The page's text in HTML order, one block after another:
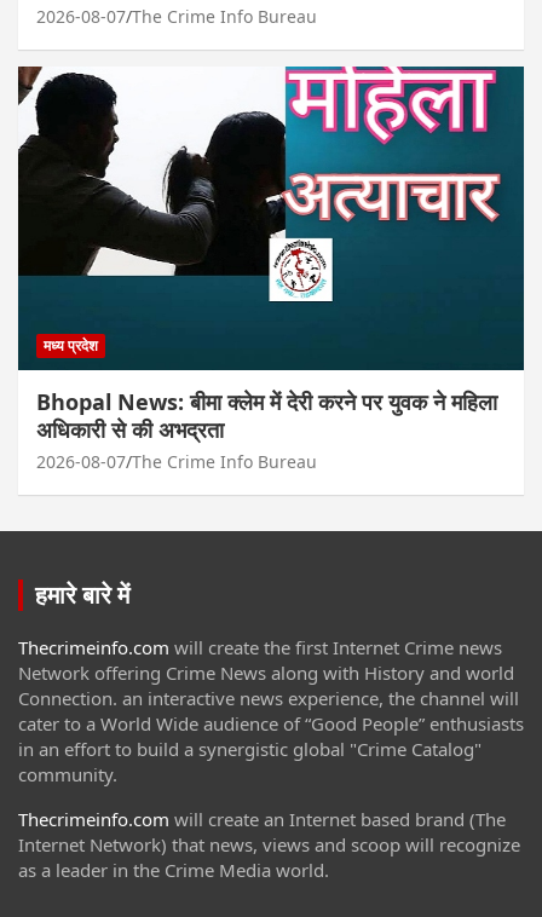
2026-08-07 The Crime Info Bureau
मध्य प्रदेश
Bhopal News: बीमा क्लेम में देरी करने पर युवक ने महिला
अधिकारी से की अभद्रता
2026-08-07 The Crime Info Bureau
हमारे बारे में
Thecrimeinfo.com will create the first Internet Crime news
Network offering Crime News along with History and world
Connection. an interactive news experience, the channel will
cater to a World Wide audience of “Good People” enthusiasts
in an effort to build a synergistic global "Crime Catalog"
community.
Thecrimeinfo.com will create an Internet based brand (The
Internet Network) that news, views and scoop will recognize
as a leader in the Crime Media world.